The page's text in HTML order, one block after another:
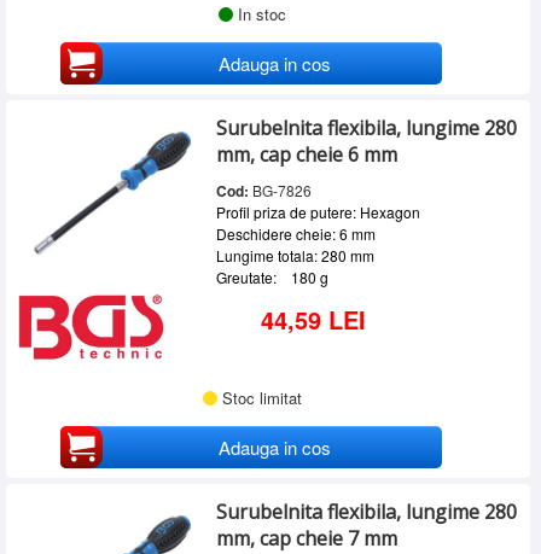
In stoc
Adauga in cos
Surubelnita flexibila, lungime 280
mm, cap cheie 6 mm
Cod: BG-7826
Profil priza de putere: Hexagon
Deschidere cheie: 6 mm
Lungime totala: 280 mm
Greutate: 180 g
44,59 LEI
Stoc limitat
Adauga in cos
Surubelnita flexibila, lungime 280
mm, cap cheie 7 mm